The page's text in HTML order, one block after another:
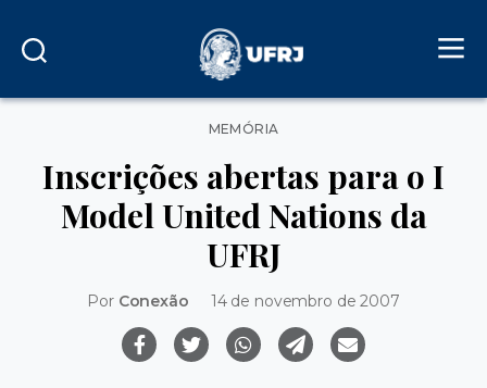
Categorias
MEMÓRIA
Inscrições abertas para o I
Model United Nations da
UFRJ
Por Conexão 14 de novembro de 2007